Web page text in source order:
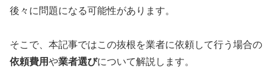
後々に問題になる可能性があります。
そこで、本記事ではこの抜根を業者に依頼して行う場合の
依頼費用や業者選びについて解説します。